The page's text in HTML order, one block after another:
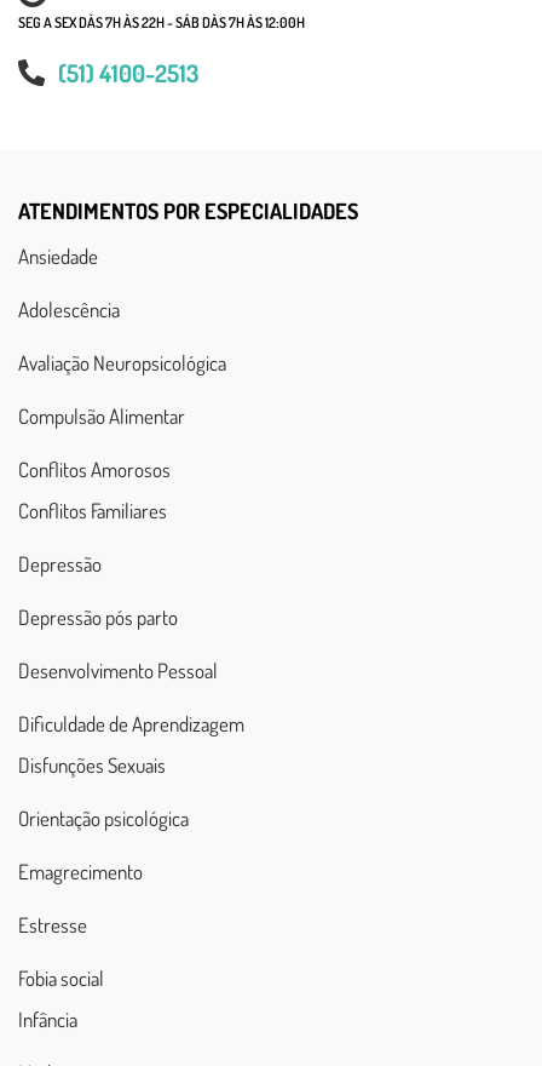
SEG A SEX DÀS 7H ÀS 22H - SÁB DÀS 7H ÀS 12:00H
(51) 4100-2513
ATENDIMENTOS POR ESPECIALIDADES
Ansiedade
Adolescência
Avaliação Neuropsicológica
Compulsão Alimentar
Conflitos Amorosos
Conflitos Familiares
Depressão
Depressão pós parto
Desenvolvimento Pessoal
Dificuldade de Aprendizagem
Disfunções Sexuais
Orientação psicológica
Emagrecimento
Estresse
Fobia social
Infância